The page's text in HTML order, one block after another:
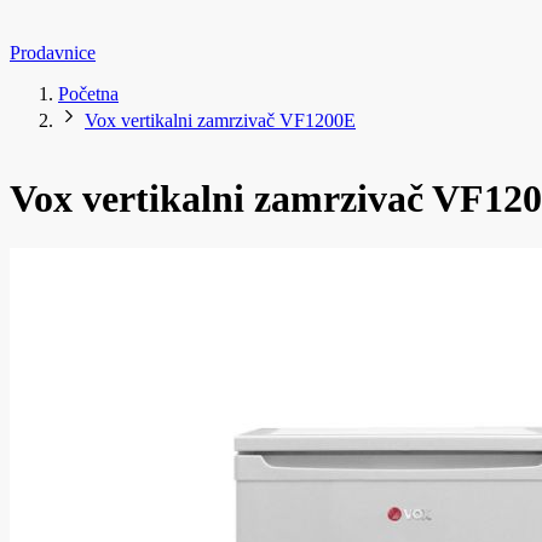
Prodavnice
Početna
Vox vertikalni zamrzivač VF1200E
Vox vertikalni zamrzivač